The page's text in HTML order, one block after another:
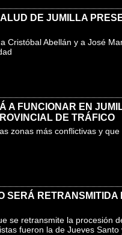
DE JUMILLA
Cristóbal Abellán y a José
A FUNCIONAR EN
DE TRÁFICO
zonas más conflictivas y
SERÁ RETRANSMITIDA
se retransmite la procesión
fueron la de Jueves Santo